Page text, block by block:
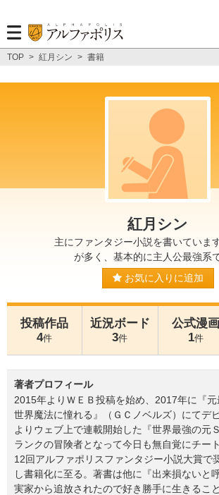
TOP > 紅月シン > 書籍
紅月シン
主にファンタジー小説を書いていま
が多く、基本的に主人公最強系で
お気に入りに追加
投稿作品
4件
近況ボード
3件
公式漫画
1件
著者プロフィール
2015年よりＷＥＢ投稿を始め、2017年に『
世界魔法に憧れる』（ＧＣノベルズ）にてデ
よりウェブ上で連載開始した『世界最強の元
ランクの冒険者となって今日も無自覚にチー
12回アルファポリスファンタジー小説大賞で
し書籍化に至る。著書は他に『出来損ないと
実家から追放されたので好き勝手に生きるこ